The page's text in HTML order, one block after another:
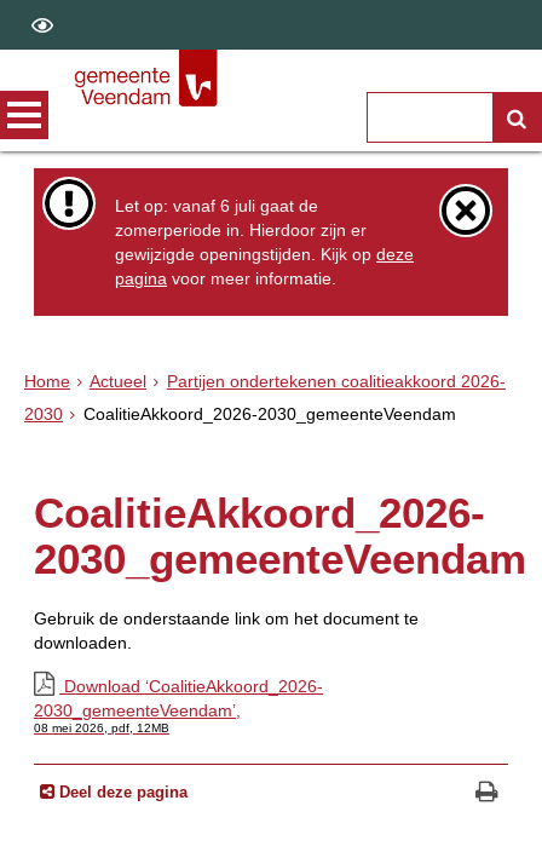
Let op: vanaf 6 juli gaat de
zomerperiode in. Hierdoor zijn er
gewijzigde openingstijden. Kijk opdeze
pagina voor meer informatie.
Home Actueel
Partijen ondertekenen coalitieakkoord 2026-
2030
CoalitieAkkoord_2026-2030_gemeenteVeendam
CoalitieAkkoord_2026-
2030_gemeenteVeendam
Gebruik de onderstaande link om het document te
downloaden.
Download ‘CoalitieAkkoord_2026-
2030_gemeenteVeendam’,
08 mei 2026,pdf , 12MB
Deel deze pagina